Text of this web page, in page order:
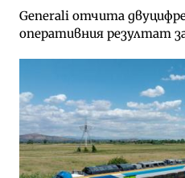
Generali отчита
оперативния резултат